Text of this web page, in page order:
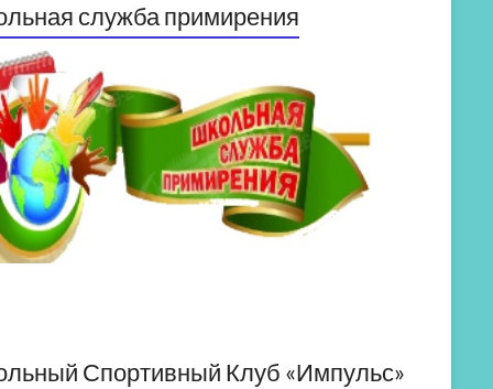
служба примирения
Спортивный Клуб «Импульс»